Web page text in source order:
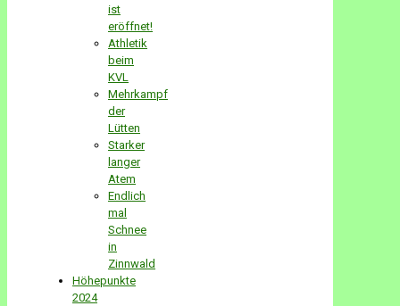
ist
eröffnet!
Athletik
beim
KVL
Mehrkampf
der
Lütten
Starker
langer
Atem
Endlich
mal
Schnee
in
Zinnwald
Höhepunkte
2024